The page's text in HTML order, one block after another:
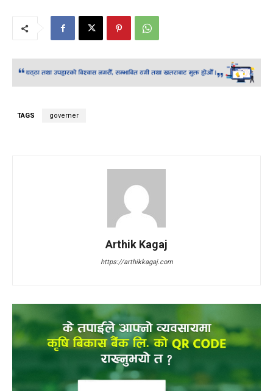
TAGS governer
Arthik Kagaj
https://arthikkagaj.com